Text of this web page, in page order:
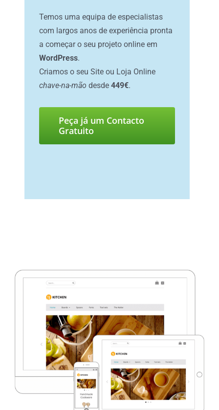
Temos uma equipa de especialistas
com largos anos de experiência pronta
a começar o seu projeto online em
WordPress.
Criamos o seu Site ou Loja Online
chave-na-mão desde 449€.
Peça já um Contacto
Gratuito